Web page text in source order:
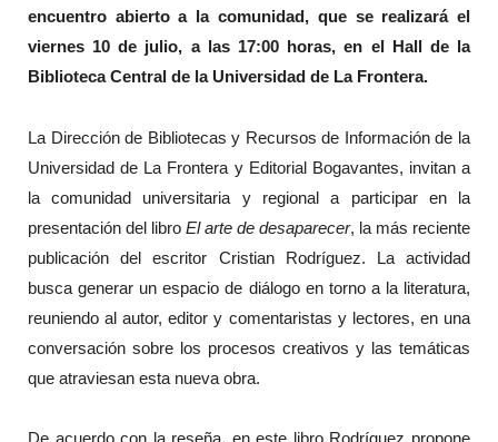
encuentro abierto a la comunidad, que se realizará el
viernes 10 de julio, a las 17:00 horas, en el Hall de la
Biblioteca Central de la Universidad de La Frontera.
La Dirección de Bibliotecas y Recursos de Información de la
Universidad de La Frontera y Editorial Bogavantes, invitan a
la comunidad universitaria y regional a participar en la
presentación del libro El arte de desaparecer, la más reciente
publicación del escritor Cristian Rodríguez. La actividad
busca generar un espacio de diálogo en torno a la literatura,
reuniendo al autor, editor y comentaristas y lectores, en una
conversación sobre los procesos creativos y las temáticas
que atraviesan esta nueva obra.